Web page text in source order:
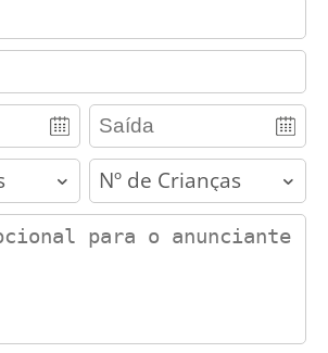
children